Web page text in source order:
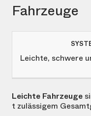
Fahrzeuge
Leichte, schwere
Leichte Fahrzeuge
t zulässigem